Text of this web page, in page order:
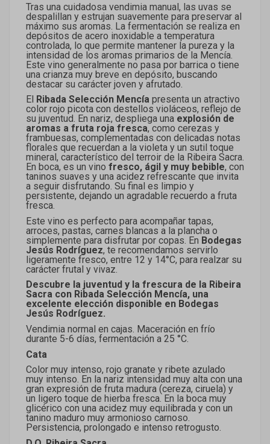
Tras una cuidadosa vendimia manual, las uvas se
despalillan y estrujan suavemente para preservar al
máximo sus aromas. La fermentación se realiza en
depósitos de acero inoxidable a temperatura
controlada, lo que permite mantener la pureza y la
intensidad de los aromas primarios de la Mencía.
Este vino generalmente no pasa por barrica o tiene
una crianza muy breve en depósito, buscando
destacar su carácter joven y afrutado.
El Ribada Selección Mencía presenta un atractivo
color rojo picota con destellos violáceos, reflejo de
su juventud. En nariz, despliega una explosión de
aromas a fruta roja fresca, como cerezas y
frambuesas, complementadas con delicadas notas
florales que recuerdan a la violeta y un sutil toque
mineral, característico del terroir de la Ribeira Sacra.
En boca, es un vino fresco, ágil y muy bebible, con
taninos suaves y una acidez refrescante que invita
a seguir disfrutando. Su final es limpio y
persistente, dejando un agradable recuerdo a fruta
fresca.
Este vino es perfecto para acompañar tapas,
arroces, pastas, carnes blancas a la plancha o
simplemente para disfrutar por copas. En Bodegas
Jesús Rodríguez, te recomendamos servirlo
ligeramente fresco, entre 12 y 14°C, para realzar su
carácter frutal y vivaz.
Descubre la juventud y la frescura de la Ribeira
Sacra con Ribada Selección Mencía, una
excelente elección disponible en Bodegas
Jesús Rodríguez.
Vendimia normal en cajas. Maceración en frío
durante 5-6 días, fermentación a 25 °C.
Cata
Color muy intenso, rojo granate y ribete azulado
muy intenso. En la nariz intensidad muy alta con una
gran expresión de fruta madura (cereza, ciruela) y
un ligero toque de hierba fresca. En la boca muy
glicérico con una acidez muy equilibrada y con un
tanino maduro muy armonioso carnoso.
Persistencia, prolongado e intenso retrogusto.